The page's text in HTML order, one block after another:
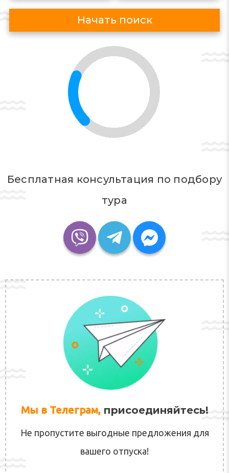
Начать поиск
Бесплатная консультация по подбору
тура
Мы в Телеграм,присоединяйтесь!
Не пропустите выгодные предложения для
вашего отпуска!